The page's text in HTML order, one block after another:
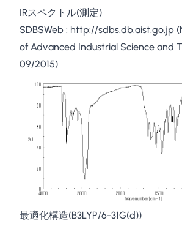
IRスペクトル(測定)
SDBSWeb : http://sdbs.db.aist.go.jp
of Advanced Industrial Science and
09/2015)
最適化構造(B3LYP/6-31G(d))